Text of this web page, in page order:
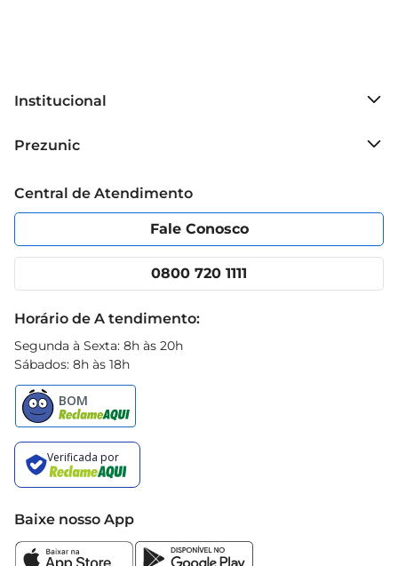
Institucional
Grupo Cencosud
Política de Privacidade
Portal do fornecedor
Cencosud Media
Prezunic
Código de Ética
App Prezunic
Central de Atendimento
Fale Conosco
0800 720 1111
Horário de A tendimento:
Segunda à Sexta: 8h às 20h
Sábados: 8h às 18h
Baixe nosso App